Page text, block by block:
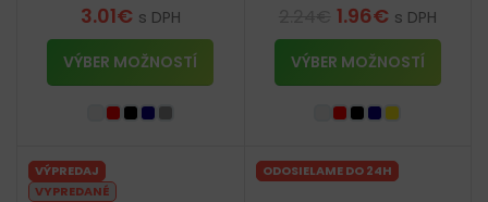
3.01€ s DPH
VÝBER MOŽNOSTÍ
1.96€ s DPH
VÝBER MOŽNOSTÍ
VÝPREDAJ
VYPREDANÉ
ODOSIELAME DO 24H